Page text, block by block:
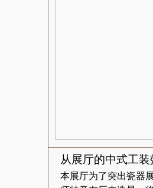
从展厅的中式工
本展厅为了突出瓷器